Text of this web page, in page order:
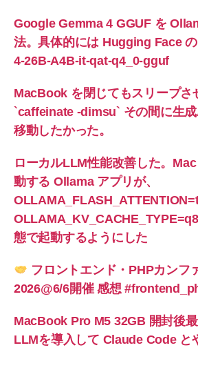
Google Gemma 4 GGUF を
法。具体的には Hugging Face
4-26B-A4B-it-qat-q4_0-gguf
MacBook を閉じてもスリープさ
`caffeinate -dimsu` その間に生
移動したかった。
ローカルLLM性能改善した。
動する Ollama アプリが、
態で起動するようにした
フロントエンド・PHPカンフ
2026@6/6開催 感想
MacBook Pro M5 32GB 開封後
LLMを導入して Claude Code と